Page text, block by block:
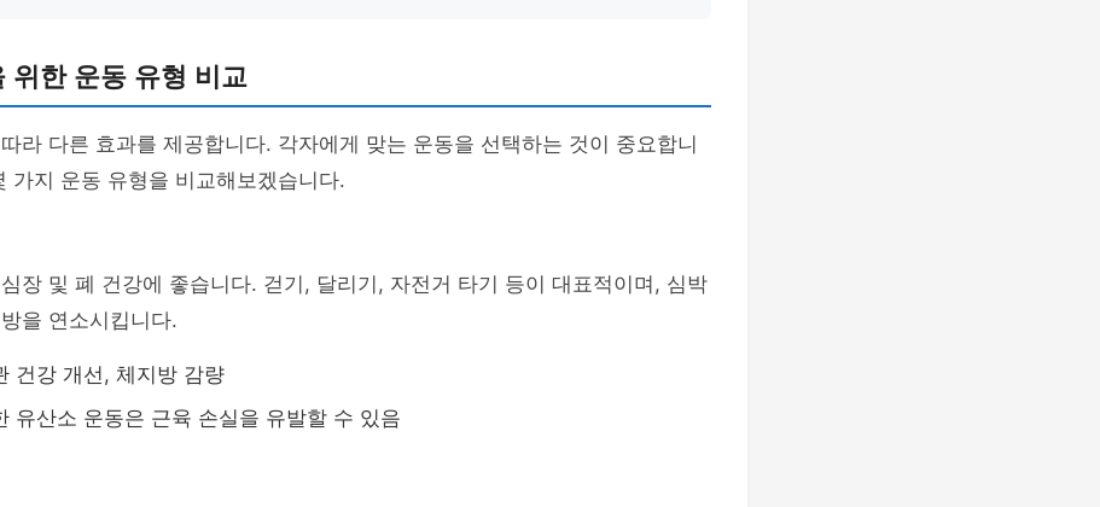
위한 운동 유형 비교
라 다른 효과를 제공합니다. 각자에게 맞는 운동을 선택하는 것이 중요합니
가지 운동 유형을 비교해보겠습니다.
장 및 폐 건강에 좋습니다. 걷기, 달리기, 자전거 타기 등이 대표적이며, 심박
을 연소시킵니다.
건강 개선, 체지방 감량
유산소 운동은 근육 손실을 유발할 수 있음